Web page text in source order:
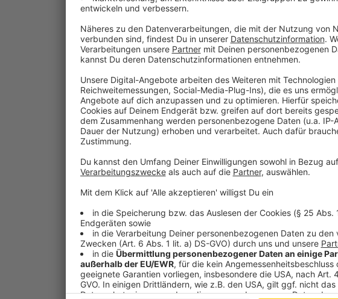
- ca. 35 bis 40 Jahre alt
- ca. 195 bis 200 cm groß
- europäisches Erscheinungsbild
- athletischer Körperbau
- dunkle Haare
- Blaumann ohne Aufschrift
Das Fahrzeug des unbekannten
werden:
- roter Pick-up (vermutlich Ford
- schwarze Felgen mit rotem Rand